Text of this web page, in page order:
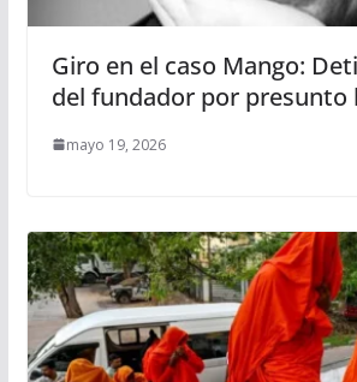
Giro en el caso Mango:
del fundador por presunto
mayo 19, 2026